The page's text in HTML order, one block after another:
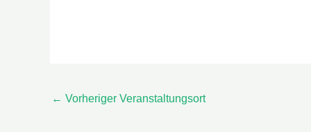
← Vorheriger Veranstaltungsort